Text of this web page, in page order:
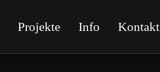
Projekte Info Kontakt